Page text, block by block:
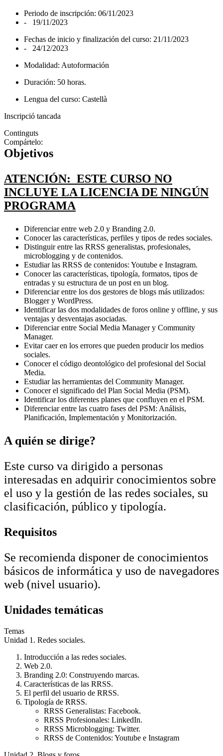
Periodo de inscripción: 06/11/2023
- 19/11/2023
Fechas de inicio y finalización del curso: 21/11/2023
- 24/12/2023
Modalidad: Autoformación
Duración: 50 horas.
Lengua del curso: Castellà
Inscripció tancada
Continguts
Compártelo:
Objetivos
ATENCIÓN: ESTE CURSO NO
INCLUYE LA LICENCIA DE NINGÚN
PROGRAMA
Diferenciar entre web 2.0 y Branding 2.0.
Conocer las características, perfiles y tipos de redes sociales.
Distinguir entre las RRSS generalistas, profesionales,
microblogging y de contenidos.
Estudiar las RRSS de contenidos: Youtube e Instagram.
Conocer las características, tipología, formatos, tipos de
entradas y su estructura de un post en un blog.
Diferenciar entre los dos gestores de blogs más utilizados:
Blogger y WordPress.
Identificar las dos modalidades de foros online y offline, y sus
ventajas y desventajas asociadas.
Diferenciar entre Social Media Manager y Community
Manager.
Evitar caer en los errores que pueden producir los medios
sociales.
Conocer el código deontológico del profesional del Social
Media.
Estudiar las herramientas del Community Manager.
Conocer el significado del Plan Social Media (PSM).
Identificar los diferentes planes que confluyen en el PSM.
Diferenciar entre las cuatro fases del PSM: Análisis,
Planificación, Implementación y Monitorización.
A quién se dirige?
Este curso va dirigido a personas
interesadas en adquirir conocimientos sobre
el uso y la gestión de las redes sociales, su
clasificación, público y tipología.
Requisitos
Se recomienda disponer de conocimientos
básicos de informática y uso de navegadores
web (nivel usuario).
Unidades temáticas
Temas
Unidad 1. Redes sociales.
Introducción a las redes sociales.
Web 2.0.
Branding 2.0: Construyendo marcas.
Características de las RRSS.
El perfil del usuario de RRSS.
Tipología de RRSS.
RRSS Generalistas: Facebook.
RRSS Profesionales: LinkedIn.
RRSS Microblogging: Twitter.
RRSS de Contenidos: Youtube e Instagram